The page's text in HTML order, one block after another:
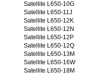
Satellite L650-10G
Satellite L650-11J
Satellite L650-12K
Satellite L650-12N
Satellite L650-12P
Satellite L650-12Q
Satellite L650-13M
Satellite L650-16W
Satellite L650-18M